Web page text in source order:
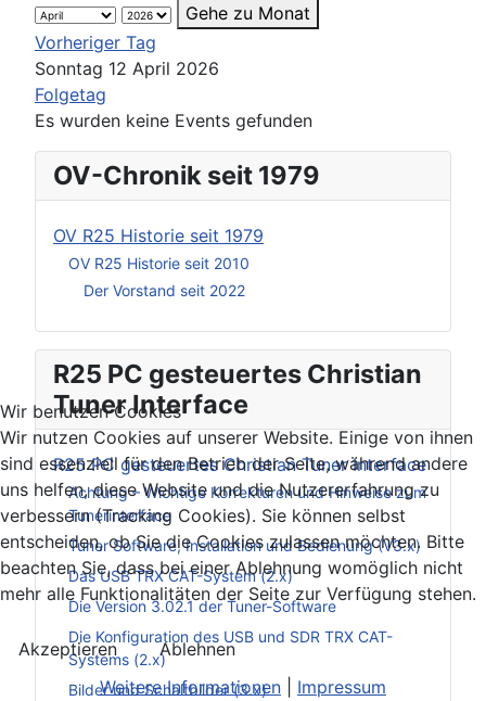
OV-Chronik seit 1979
OV R25 Historie seit 1979
OV R25 Historie seit 2010
Der Vorstand seit 2022
R25 PC gesteuertes Christian
Tuner Interface
R25 PC gesteuertes Christian Tuner Interface
Achtung – Wichtige Korrekturen und Hinweise zum
Tunerinterface
Tuner Software, Installation und Bedienung (V3.x)
Das USB TRX CAT-System (2.x)
Die Version 3.02.1 der Tuner-Software
Die Konfiguration des USB und SDR TRX CAT-
Systems (2.x)
Bilder und Schaltbilder (3.x)
Gehe zu Monat
Vorheriger Tag
Sonntag 12 April 2026
Folgetag
Es wurden keine Events gefunden
Wir benutzen Cookies
Wir nutzen Cookies auf unserer Website. Einige von ihnen
sind essenziell für den Betrieb der Seite, während andere
uns helfen, diese Website und die Nutzererfahrung zu
verbessern (Tracking Cookies). Sie können selbst
entscheiden, ob Sie die Cookies zulassen möchten. Bitte
beachten Sie, dass bei einer Ablehnung womöglich nicht
mehr alle Funktionalitäten der Seite zur Verfügung stehen.
Akzeptieren
Ablehnen
Weitere Informationen
Impressum